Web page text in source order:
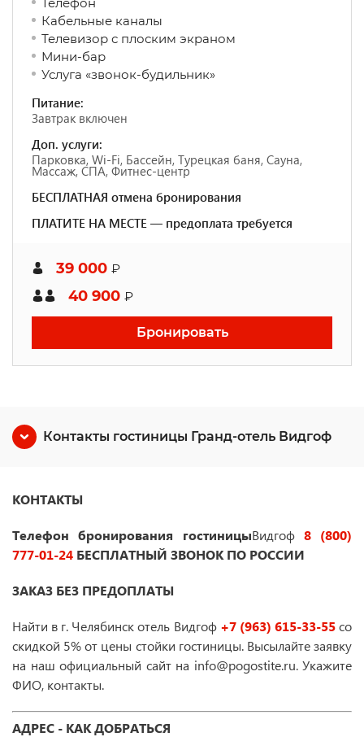
Кабельные каналы
Телевизор с плоским экраном
Мини-бар
Услуга «звонок-будильник»
Питание:
Завтрак включен
Доп. услуги:
Парковка, Wi-Fi, Бассейн, Турецкая баня, Сауна,
Массаж, СПА, Фитнес-центр
БЕСПЛАТНАЯ отмена бронирования
ПЛАТИТЕ НА МЕСТЕ — предоплата требуется
39 000 ₽
40 900 ₽
Бронировать
Контакты гостиницы Гранд-отель Видгоф
КОНТАКТЫ
Телефон бронирования гостиницыВидгоф 8 (800)
777-01-24 БЕСПЛАТНЫЙ ЗВОНОК ПО РОССИИ
ЗАКАЗ БЕЗ ПРЕДОПЛАТЫ
Найти в г. Челябинск отель Видгоф +7 (963) 615-33-55со
скидкой 5% от цены стойки гостиницы. Высылайте заявку
на наш официальный сайт на info@pogostite.ru. Укажите
ФИО, контакты.
АДРЕС - КАК ДОБРАТЬСЯ